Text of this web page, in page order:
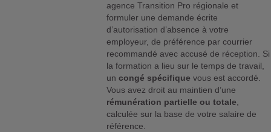
agence Transition Pro régionale et
formuler une demande écrite
d’autorisation d’absence à votre
employeur, de préférence par courrier
recommandé avec accusé de réception. Si
la formation a lieu sur le temps de travail,
uncongé spécifique vous est accordé.
Vous avez droit au maintien d’une
rémunération partielle ou totale,
calculée sur la base de votre salaire de
référence.